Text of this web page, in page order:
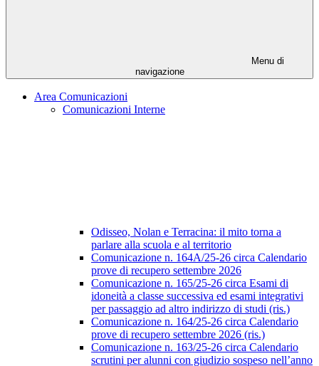
Menu di
navigazione
Area Comunicazioni
Comunicazioni Interne
Odisseo, Nolan e Terracina: il mito torna a
parlare alla scuola e al territorio
Comunicazione n. 164A/25-26 circa Calendario
prove di recupero settembre 2026
Comunicazione n. 165/25-26 circa Esami di
idoneità a classe successiva ed esami integrativi
per passaggio ad altro indirizzo di studi (ris.)
Comunicazione n. 164/25-26 circa Calendario
prove di recupero settembre 2026 (ris.)
Comunicazione n. 163/25-26 circa Calendario
scrutini per alunni con giudizio sospeso nell’anno